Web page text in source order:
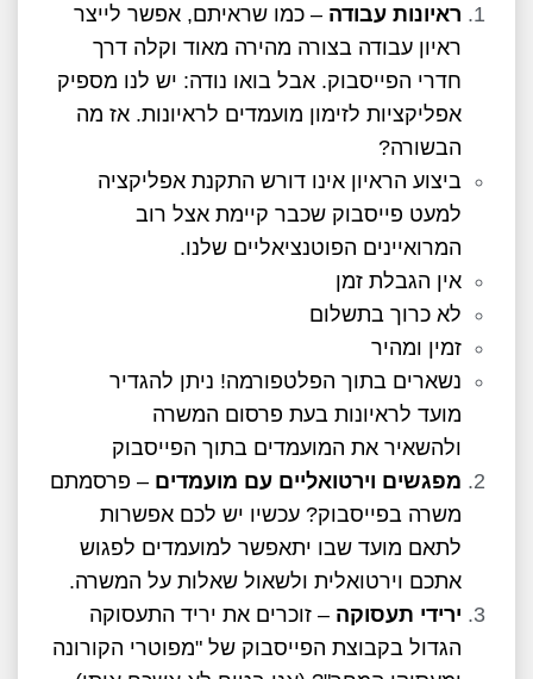
ראיונות עבודה – כמו שראיתם, אפשר לייצר
ראיון עבודה בצורה מהירה מאוד וקלה דרך
חדרי הפייסבוק. אבל בואו נודה: יש לנו מספיק
אפליקציות לזימון מועמדים לראיונות. אז מה
הבשורה?
ביצוע הראיון אינו דורש התקנת אפליקציה
למעט פייסבוק שכבר קיימת אצל רוב
המרואיינים הפוטנציאליים שלנו.
אין הגבלת זמן
לא כרוך בתשלום
זמין ומהיר
נשארים בתוך הפלטפורמה! ניתן להגדיר
מועד לראיונות בעת פרסום המשרה
ולהשאיר את המועמדים בתוך הפייסבוק
מפגשים וירטואליים עם מועמדים – פרסמתם
משרה בפייסבוק? עכשיו יש לכם אפשרות
לתאם מועד שבו יתאפשר למועמדים לפגוש
אתכם וירטואלית ולשאול שאלות על המשרה.
ירידי תעסוקה – זוכרים את יריד התעסוקה
הגדול בקבוצת הפייסבוק של "מפוטרי הקורונה